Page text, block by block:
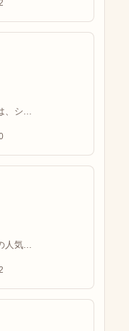
シ...
気...